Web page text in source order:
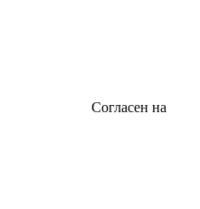
Согласен на